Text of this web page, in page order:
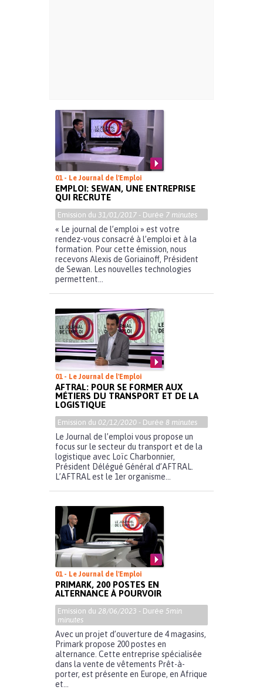
01 - Le Journal de l'Emploi
EMPLOI: SEWAN, UNE ENTREPRISE
QUI RECRUTE
Emission du 31/01/2017 - Durée 7 minutes
« Le journal de l’emploi » est votre
rendez-vous consacré à l’emploi et à la
formation. Pour cette émission, nous
recevons Alexis de Goriainoff, Président
de Sewan. Les nouvelles technologies
permettent...
01 - Le Journal de l'Emploi
AFTRAL: POUR SE FORMER AUX
MÉTIERS DU TRANSPORT ET DE LA
LOGISTIQUE
Emission du 02/12/2020 - Durée 8 minutes
Le Journal de l’emploi vous propose un
focus sur le secteur du transport et de la
logistique avec Loïc Charbonnier,
Président Délégué Général d’AFTRAL.
L’AFTRAL est le 1er organisme...
01 - Le Journal de l'Emploi
PRIMARK, 200 POSTES EN
ALTERNANCE À POURVOIR
Emission du 28/06/2023 - Durée 5min
minutes
Avec un projet d’ouverture de 4 magasins,
Primark propose 200 postes en
alternance. Cette entreprise spécialisée
dans la vente de vêtements Prêt-à-
porter, est présente en Europe, en Afrique
et...